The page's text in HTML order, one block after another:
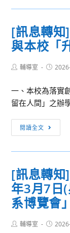
補
日
程
及
登
記
核
准
名
轉
國
防
「
事
院
生
覽
會
活
事
[訊息轉知
與本校「
Post輔導室
Post
一、本校為落實
留在人間」之辦
閱讀全文
息
轉
佛
光
大
學
貴
[訊息轉知
年3月7日
系博覽會
Post輔導室
Post